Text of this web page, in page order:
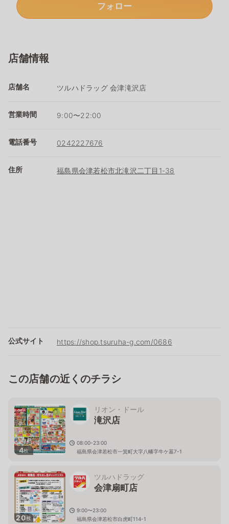
フォロー
店舗情報
店舗名 ツルハドラッグ 会津滝沢店
営業時間 9:00〜22:00
電話番号 0242227676
住所 福島県会津若松市北滝沢二丁目1-38
公式サイト https://shop.tsuruha-g.com/0686
この店舗の近くのチラシ
4枚
リオン・ドール
滝沢店
08:00-23:00
福島県会津若松市一箕町大字八幡字牛ケ墓7-1
20枚
ツルハドラッグ
会津扇町店
9:00〜23:00
福島県会津若松市白虎町114-1